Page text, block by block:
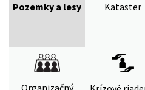
Pozemky a lesy Kataster